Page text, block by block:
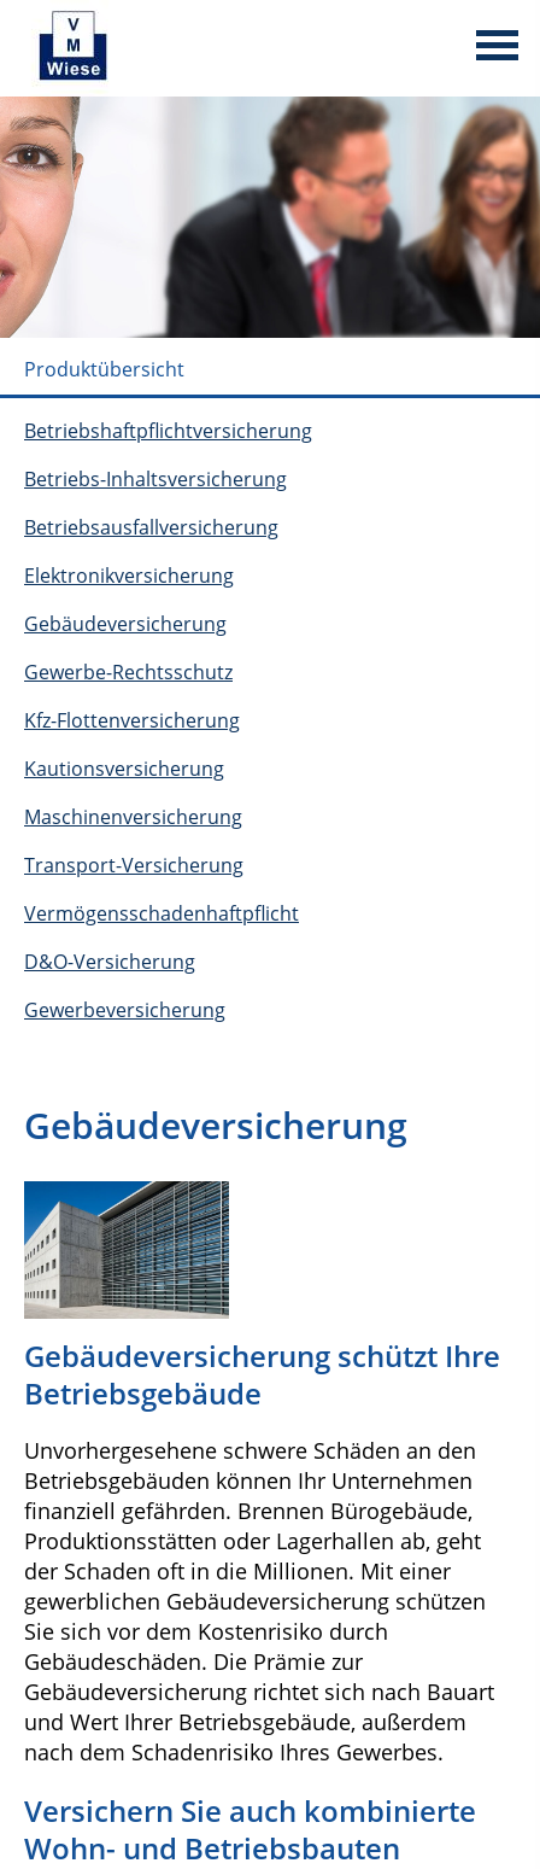
Produktübersicht
Betriebshaftpflichtversicherung
Betriebs-Inhaltsversicherung
Betriebsausfallversicherung
Elektronikversicherung
Gebäudeversicherung
Gewerbe-Rechtsschutz
Kfz-Flottenversicherung
Kautionsversicherung
Maschinenversicherung
Transport-Versicherung
Vermögensschadenhaftpflicht
D&O-Versicherung
Gewerbeversicherung
Gebäudeversicherung
Gebäudeversicherung schützt Ihre
Betriebsgebäude
Unvorhergesehene schwere Schäden an den
Betriebsgebäuden können Ihr Unternehmen
finanziell gefährden. Brennen Bürogebäude,
Produktionsstätten oder Lagerhallen ab, geht
der Schaden oft in die Millionen. Mit einer
gewerblichen Gebäudeversicherung schützen
Sie sich vor dem Kostenrisiko durch
Gebäudeschäden. Die Prämie zur
Gebäudeversicherung richtet sich nach Bauart
und Wert Ihrer Betriebsgebäude, außerdem
nach dem Schadenrisiko Ihres Gewerbes.
Versichern Sie auch kombinierte
Wohn- und Betriebsbauten